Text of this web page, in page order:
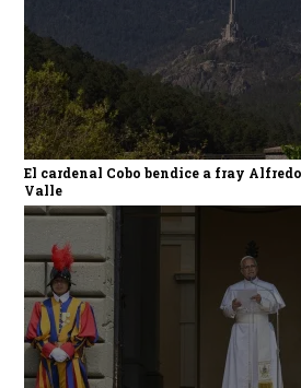
El cardenal Cobo bendice a fray
Valle